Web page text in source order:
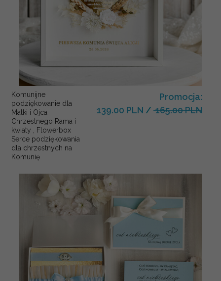
Komunijne
podziękowanie dla
Matki i Ojca
Chrzestnego Rama i
kwiaty , Flowerbox
Serce podziękowania
dla chrzestnych na
Komunię
Promocja:
139.00 PLN / 165.00 PLN